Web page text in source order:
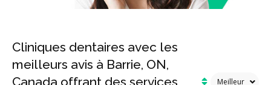
Cliniques dentaires avec les
meilleurs avis à Barrie, ON,
Canada offrant des services